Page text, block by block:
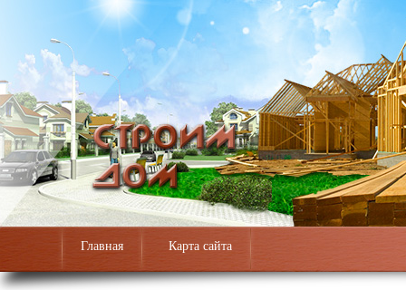
Главная Карта сайта